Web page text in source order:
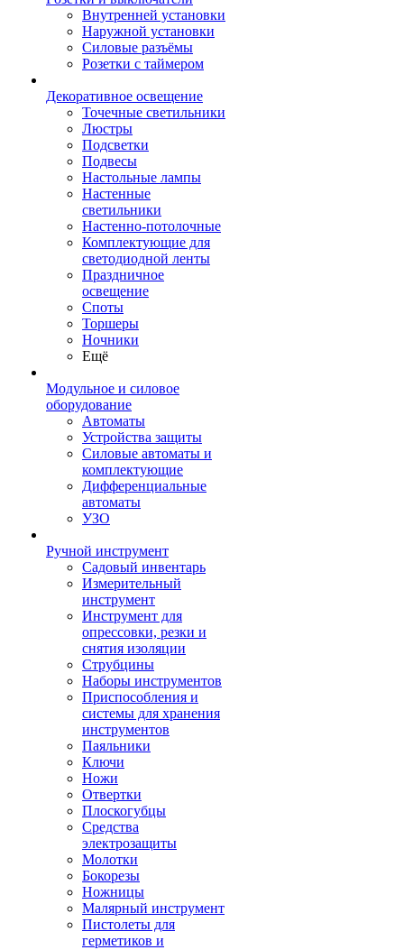
Внутренней установки
Наружной установки
Силовые разъёмы
Розетки с таймером
Декоративное освещение
Точечные светильники
Люстры
Подсветки
Подвесы
Настольные лампы
Настенные
светильники
Настенно-потолочные
Комплектующие для
светодиодной ленты
Праздничное
освещение
Споты
Торшеры
Ночники
Ещё
Модульное и силовое
оборудование
Автоматы
Устройства защиты
Силовые автоматы и
комплектующие
Дифференциальные
автоматы
УЗО
Ручной инструмент
Садовый инвентарь
Измерительный
инструмент
Инструмент для
опрессовки, резки и
снятия изоляции
Струбцины
Наборы инструментов
Приспособления и
системы для хранения
инструментов
Паяльники
Ключи
Ножи
Отвертки
Плоскогубцы
Средства
электрозащиты
Молотки
Бокорезы
Ножницы
Малярный инструмент
Пистолеты для
герметиков и